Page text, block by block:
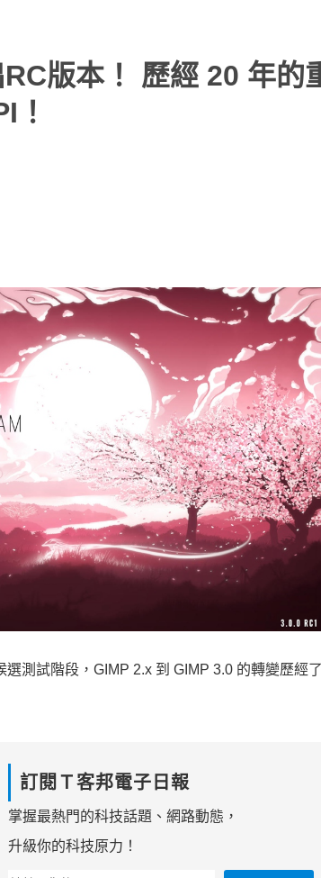
版本！ 歷經 20 年的
！
測試階段，GIMP 2.x 到 GIMP 3.0 的轉變歷經
訂閱Ｔ客邦電子日報
掌握最熱門的科技話題、網路動態，
升級你的科技原力！